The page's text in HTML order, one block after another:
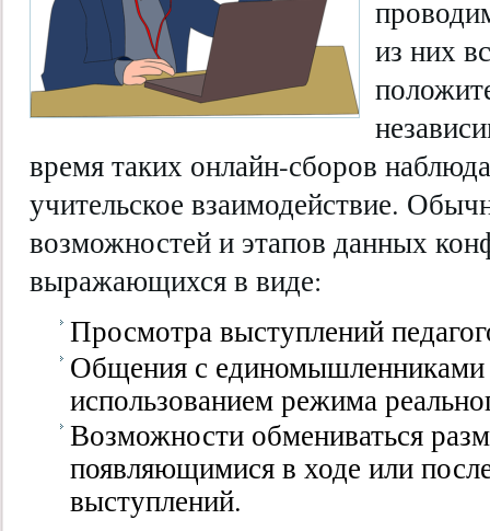
из них
время таких онлайн-сборов
учительское взаимодействие.
возможностей и этапов данных
выражающихся в виде:
Просмотра выступлений
Общения с единомышленниками
использованием режима
Возможности обмениваться
появляющимися в ходе или
выступлений.